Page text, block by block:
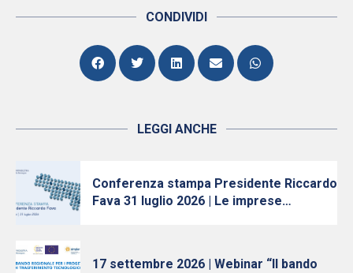
CONDIVIDI
LEGGI ANCHE
Conferenza stampa Presidente Riccardo
Fava 31 luglio 2026 | Le imprese
17 settembre 2026 | Webinar “Il bando